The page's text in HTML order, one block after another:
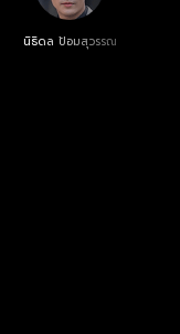
นิธิดล ป้อมสุวรรณ